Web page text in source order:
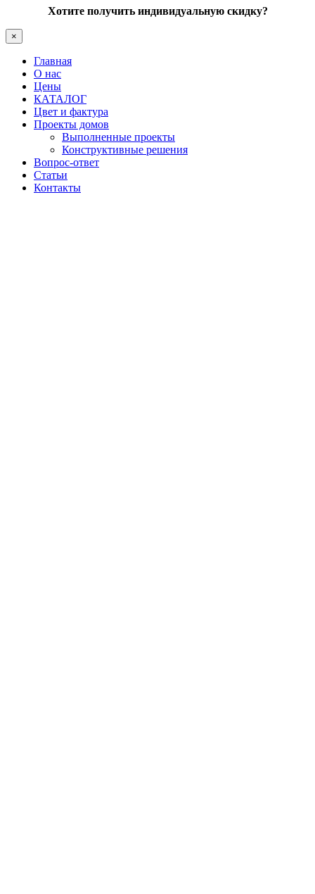
Хотите получить индивидуальную скидку?
×
Главная
О нас
Цены
КАТАЛОГ
Цвет и фактура
Проекты домов
Выполненные проекты
Конструктивные решения
Вопрос-ответ
Статьи
Контакты